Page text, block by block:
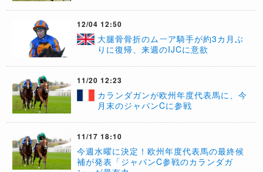
12/04 12:50
大腿骨骨折のムーア騎手が約3カ月ぶ
りに復帰、来週のIJCに意欲
11/20 12:23
カランダガンが欧州年度代表馬に、今
月末のジャパンCに参戦
11/17 18:10
今週水曜に決定！欧州年度代表馬の最終候
補が発表「ジャパンC参戦のカランダガ